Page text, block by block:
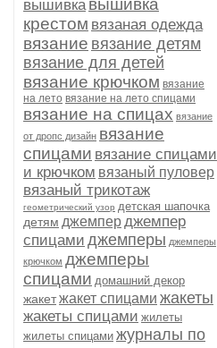
вышивка вышивка
крестом вязаная одежда
вязание вязание детям
вязание для детей
вязание крючком вязание
на лето вязание на лето спицами
вязание на спицах вязание
от дропс дизайн вязание
спицами вязание спицами
и крючком вязаный пуловер
вязаный трикотаж
геометрический узор детская шапочка
детям джемперджемпер
спицами джемперы джемперы
крючком джемперы
спицами домашний декор
жакетжакет спицами жакеты
жакеты спицами жилеты
жилеты спицами журналы по